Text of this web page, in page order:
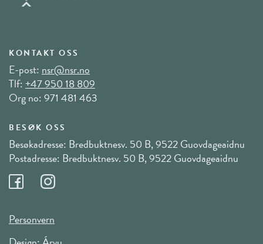
KONTAKT OSS
E-post: nsr@nsr.no
Tlf:+47 950 18 809
Org no: 971 481 463
BESØK OSS
Besøkadresse: Bredbuktnesv. 50 B, 9522 Guovdageaidnu
Postadresse: Bredbuktnesv. 50 B, 9522 Guovdageaidnu
Personvern